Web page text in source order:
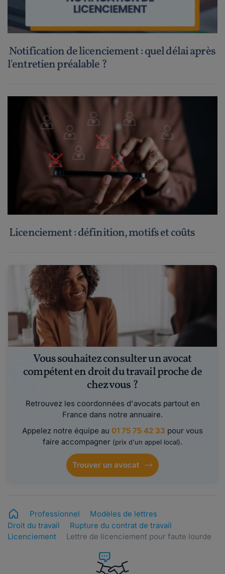
Notification de licenciement : quel délai après
l'entretien préalable ?
Licenciement : définition, motifs et coûts
Vous souhaitez consulter un avocat
compétent en droit du travail proche de
chez vous ?
Retrouvez les coordonnées d'avocats partout en
France dans notre annuaire.
Appelez notre équipe au 01 75 75 42 33 pour vous
faire accompagner (prix d'un appel local).
Trouver un avocat
Professionnel
Modèles de lettres
Droit du travail
Rupture du contrat de travail
Licenciement
Lettre de licenciement pour faute lourde